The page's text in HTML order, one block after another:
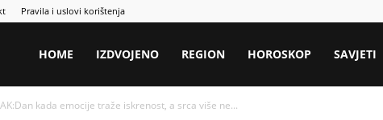
Pravila i uslovi korištenja
HOME IZDVOJENO REGION HOROSKOP SAVJETI
kada emocije traže iskrenost, a srca više ne...